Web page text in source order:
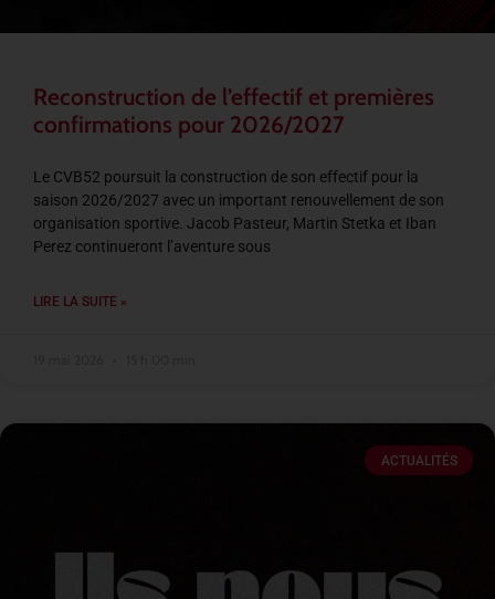
Reconstruction de l’effectif et premières
confirmations pour 2026/2027
Le CVB52 poursuit la construction de son effectif pour la
saison 2026/2027 avec un important renouvellement de son
organisation sportive. Jacob Pasteur, Martin Stetka et Iban
Perez continueront l’aventure sous
LIRE LA SUITE »
ACTUALITÉS